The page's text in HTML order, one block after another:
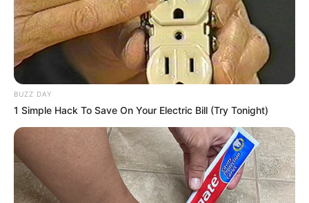
11:10 / 06 Avqust 2026
FHN-dən xəbərdarlıq:Küləkli havada
dənizə girmək təhlükəlidir
58
BUZZ DAY
1 Simple Hack To Save On Your Electric Bill (Try Tonight)